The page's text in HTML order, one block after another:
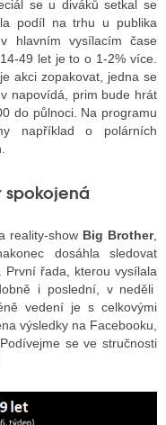
se u diváků setkal se
podíl na trhu u publika
hlavním vysílacím čase
49 let je to o 1-2% více.
akci zopakovat, jedna se
napovídá, prim bude hrát
do půlnoci. Na programu
například o polárních
spokojená
reality-show Big Brother,
dosáhla sledovat
První řada, kterou vysílala
i poslední, v neděli
vedení je s celkovými
výsledky na Facebooku,
se ve stručnosti